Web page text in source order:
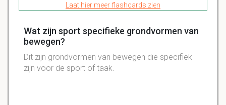
Laat hier meer flashcards zien
Wat zijn sport specifieke grondvormen van
bewegen?
Dit zijn grondvormen van bewegen die specifiek
zijn voor de sport of taak.